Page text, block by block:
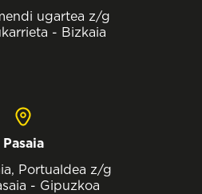
ugartea z/g
- Bizkaia
Pasaia
Portualdea z/g
- Gipuzkoa